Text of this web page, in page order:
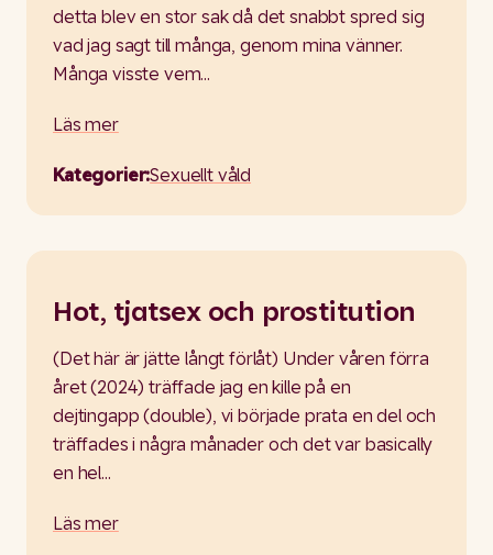
detta blev en stor sak då det snabbt spred sig
vad jag sagt till många, genom mina vänner.
Många visste vem…
Läs mer
Kategorier:Sexuellt våld
Hot, tjatsex och prostitution
(Det här är jätte långt förlåt) Under våren förra
året (2024) träffade jag en kille på en
dejtingapp (double), vi började prata en del och
träffades i några månader och det var basically
en hel…
Läs mer